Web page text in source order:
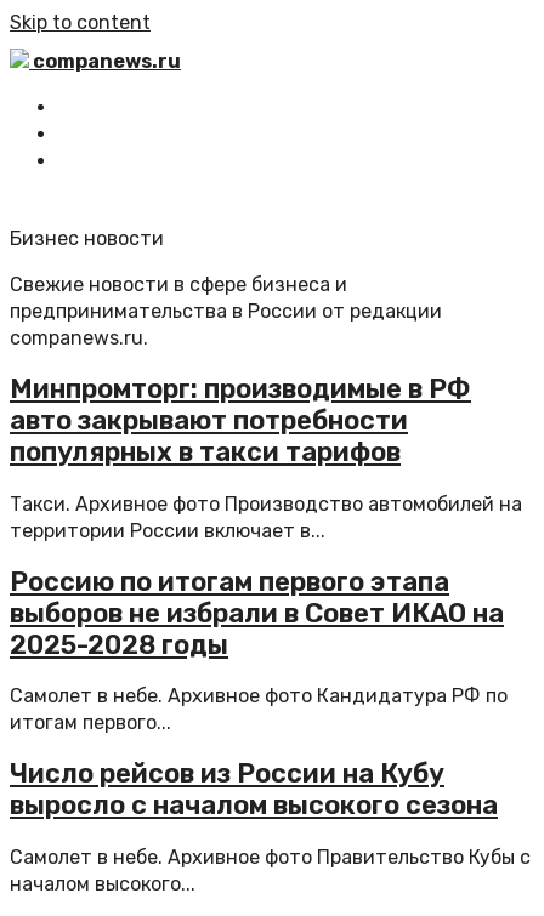
Skip to content
companews.ru
Бизнес новости
Свежие новости в сфере бизнеса и
предпринимательства в России от редакции
companews.ru.
Минпромторг: производимые в РФ
авто закрывают потребности
популярных в такси тарифов
Такси. Архивное фото Производство автомобилей на
территории России включает в...
Россию по итогам первого этапа
выборов не избрали в Совет ИКАО на
2025-2028 годы
Самолет в небе. Архивное фото Кандидатура РФ по
итогам первого...
Число рейсов из России на Кубу
выросло с началом высокого сезона
Самолет в небе. Архивное фото Правительство Кубы с
началом высокого...